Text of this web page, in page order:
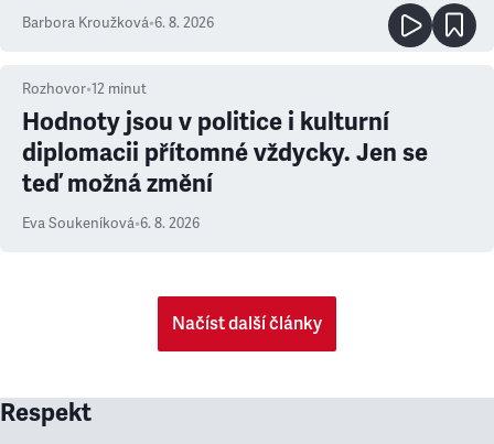
Barbora Kroužková•6. 8. 2026
Rozhovor•12 minut
Hodnoty jsou v politice i kulturní
diplomacii přítomné vždycky. Jen se
teď možná změní
Eva Soukeníková•6. 8. 2026
Načíst další články
Respekt